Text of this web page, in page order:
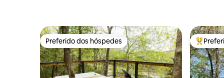
Preferido dos hóspedes
Preferido dos hóspedes Entre